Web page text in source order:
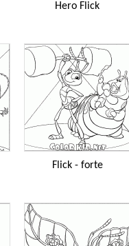
Hero Flick
Flick - forte